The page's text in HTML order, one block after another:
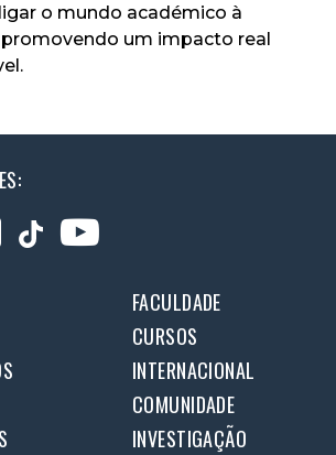
o mundo académico à
um impacto real
FACULDADE
CURSOS
INTERNACIONAL
COMUNIDADE
INVESTIGAÇÃO